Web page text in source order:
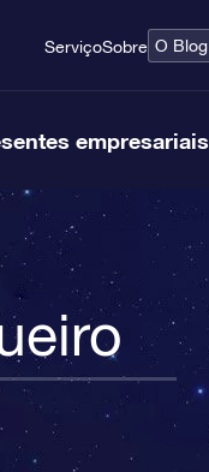
ServiçoSobre O Blog
empresariais